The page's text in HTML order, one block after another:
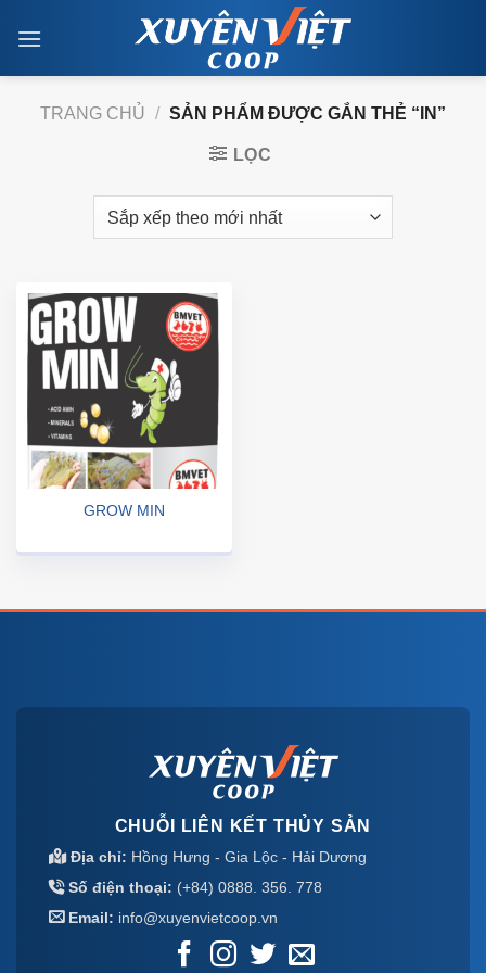
TRANG CHỦ / SẢN PHẨM ĐƯỢC GẮN THẺ “IN”
LỌC
GROW MIN
CHUỖI LIÊN KẾT THỦY SẢN
Địa chỉ: Hồng Hưng - Gia Lộc - Hải Dương
Số điện thoại: (+84) 0888. 356. 778
Email: info@xuyenvietcoop.vn